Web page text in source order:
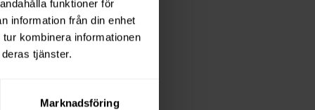
funktioner för
information från din enhet
kombinera informationen
tjänster.
Marknadsföring